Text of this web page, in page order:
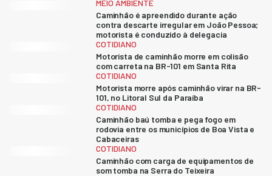
MEIO AMBIENTE
Caminhão é apreendido durante ação
contra descarte irregular em João Pessoa;
motorista é conduzido à delegacia
COTIDIANO
Motorista de caminhão morre em colisão
com carreta na BR-101 em Santa Rita
COTIDIANO
Motorista morre após caminhão virar na BR-
101, no Litoral Sul da Paraíba
COTIDIANO
Caminhão baú tomba e pega fogo em
rodovia entre os municípios de Boa Vista e
Cabaceiras
COTIDIANO
Caminhão com carga de equipamentos de
som tomba na Serra do Teixeira